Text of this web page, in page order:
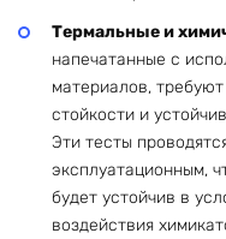
Термальные и
напечатанные с
материалов,
стойкости и
Эти тесты
эксплуатационным,
будет устойчив в
воздействия